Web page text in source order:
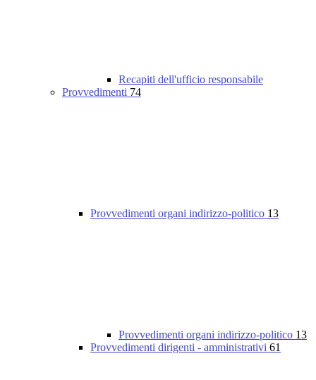
Recapiti dell'ufficio responsabile
Provvedimenti 74
Provvedimenti organi indirizzo-politico 13
Provvedimenti organi indirizzo-politico 13
Provvedimenti dirigenti - amministrativi 61